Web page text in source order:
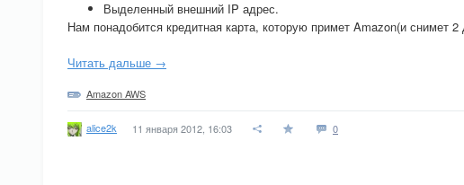
Выделенный внешний IP адрес.
Нам понадобится кредитная карта, которую примет Amazon(и снимет
Читать дальше →
Amazon AWS
alice2k 11 января 2012, 16:03 0